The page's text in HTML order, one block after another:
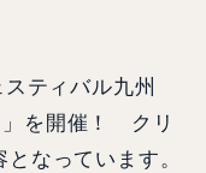
ティバル九州
」を開催！ クリ
なっています。